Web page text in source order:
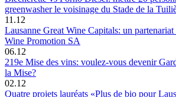
greenwasher le voisinage du Stade de la
11.12
Lausanne Great Wine Capitals: un
Wine Promotion SA
06.12
219e Mise des vins: voulez-vous devenir
la Mise?
02.12
Quatre projets lauréats «Plus de bio pour